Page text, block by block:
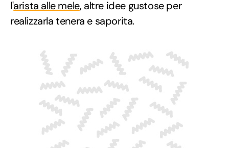
l'arista alle mele, altre idee gustose per
realizzarla tenera e saporita.